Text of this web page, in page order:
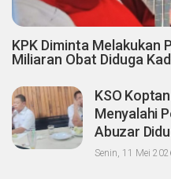
KPK Diminta Melakukan
Miliaran Obat Diduga
KSO
Menyalahi
Abuzar
Sawit
Senin, 11 Mei